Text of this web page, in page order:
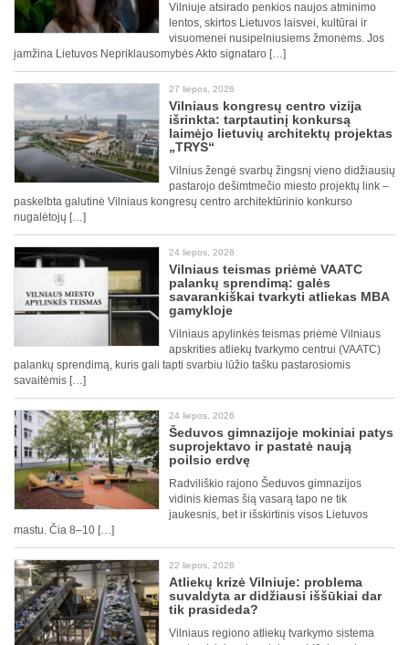
Vilniuje atsirado penkios naujos atminimo
lentos, skirtos Lietuvos laisvei, kultūrai ir
visuomenei nusipelniusiems žmonėms. Jos
įamžina Lietuvos Nepriklausomybės Akto signataro […]
27 liepos, 2026
Vilniaus kongresų centro vizija
išrinkta: tarptautinį konkursą
laimėjo lietuvių architektų projektas
„TRYS“
Vilnius žengė svarbų žingsnį vieno didžiausių
pastarojo dešimtmečio miesto projektų link –
paskelbta galutinė Vilniaus kongresų centro architektūrinio konkurso
nugalėtojų […]
24 liepos, 2026
Vilniaus teismas priėmė VAATC
palankų sprendimą: galės
savarankiškai tvarkyti atliekas MBA
gamykloje
Vilniaus apylinkės teismas priėmė Vilniaus
apskrities atliekų tvarkymo centrui (VAATC)
palankų sprendimą, kuris gali tapti svarbiu lūžio tašku pastarosiomis
savaitėmis […]
24 liepos, 2026
Šeduvos gimnazijoje mokiniai patys
suprojektavo ir pastatė naują
poilsio erdvę
Radviliškio rajono Šeduvos gimnazijos
vidinis kiemas šią vasarą tapo ne tik
jaukesnis, bet ir išskirtinis visos Lietuvos
mastu. Čia 8–10 […]
22 liepos, 2026
Atliekų krizė Vilniuje: problema
suvaldyta ar didžiausi iššūkiai dar
tik prasideda?
Vilniaus regiono atliekų tvarkymo sistema